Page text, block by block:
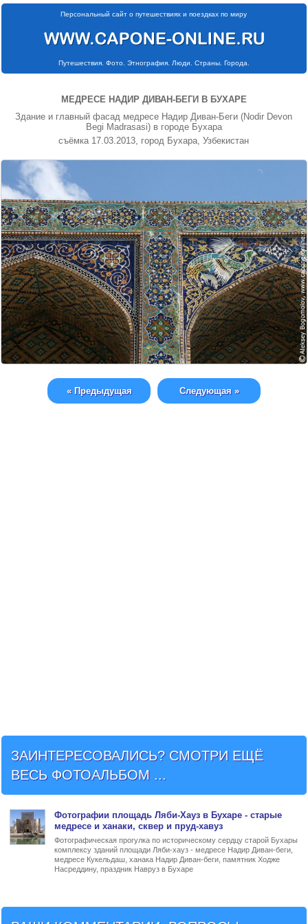
Персональный сайт о путешествиях и поездках по миру
Путешествия. Фото. Этнография. Люди. Страны. Города.
МЕДРЕСЕ НАДИР ДИВАН-БЕГИ В БУХАРЕ
Здание и главный фасад медресе Надир Диван-Беги (Nodir Devon
Begi Madrasasi) в городе Бухара
съёмка 17.03.2013, город Бухара, Узбекистан
« Предыдущая Следующая »
ЗАИНТЕРЕСОВАЛИСЬ? СМОТРИ ЕЩЁ
ВЕСЬ ФОТОАЛЬБОМ ...
Фотографии площадь Ляби-Хауз в Бухаре- старые
медресе и ханаки, сквер и пруд-хавуз
Фотографическая прогулка по историческому сердцу старой Бухары
комплексу зданий площади Ляби-хауз - медресе Надир Диван-беги,
медресе Кукельдаш, ханака Надир Диван-беги, памятник Ходже
Насреддину, праздник Навруз в Бухаре